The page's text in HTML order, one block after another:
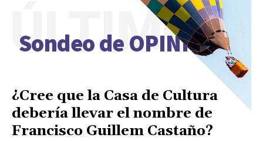
Sondeo de OPINIÓN
ÚLTIMO
¿Cree que la Casa de Cultura
debería llevar el nombre de
Francisco Guillem Castaño?